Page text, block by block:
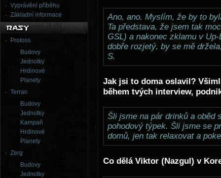
Vyprávění příběhu
Základní informace
Protoss
Budovy
Jednotky
Hrdinové
Planety
Terran
Budovy
Jednotky
Kampaň
Hrdinové
Planety
Zerg
Budovy
Jednotky
Ano, ano. Myslím, že by to
Ta představa, že jsem tak
GSL) a nakonec zklamu v
dobře rozjetý, by se mě
S.
Jak jsi to doma oslavil?
během tvých interview,
Šli jsme na pár drinků a oběd
pohodový týpek. Šli jsme se
domů, jen tak relaxovat a
Co dělá Viktor (Nazgul) v